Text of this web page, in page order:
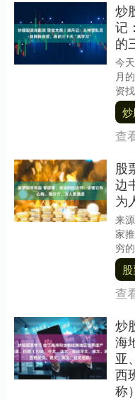
炒
记
的
今
月
资
志
彻
查
股
边
为
来
家
穷
顶
记
查
炒
海
亚
西
称）